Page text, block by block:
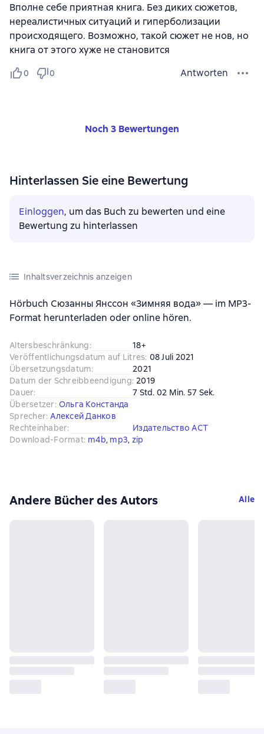
Вполне себе приятная книга. Без диких сюжетов,
нереалистичных ситуаций и гиперболизации
происходящего. Возможно, такой сюжет не нов, но
книга от этого хуже не становится
0 0 Antworten
Noch 3 Bewertungen
Hinterlassen Sie eine Bewertung
Einloggen, um das Buch zu bewerten und eine
Bewertung zu hinterlassen
Inhaltsverzeichnis anzeigen
Hörbuch Сюзанны Янссон «Зимняя вода» — im MP3-
Format herunterladen oder online hören.
Altersbeschränkung:
18+
Veröffentlichungsdatum auf Litres: 08 Juli 2021
Übersetzungsdatum:
2021
Datum der Schreibbeendigung: 2019
Dauer:
7 Std. 02 Min. 57 Sek.
Übersetzer: Ольга Констанда
Sprecher: Алексей Данков
Rechteinhaber:
Издательство АСТ
Download-Format: m4b, mp3, zip
Andere Bücher des Autors Alle